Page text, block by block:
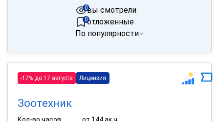
вы смотрели
0
отложенные
0
По популярности
-17% до 17 августа Лицензия
Зоотехник